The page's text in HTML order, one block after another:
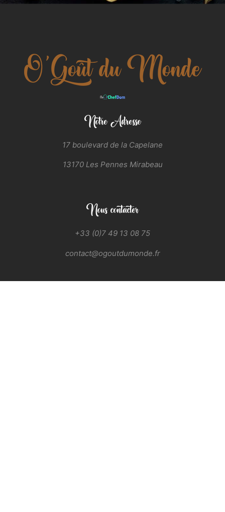
Notre Adresse
17 boulevard de la Capelane
13170 Les Pennes Mirabeau
Nous contacter
+33 (0)7 49 13 08 75
contact@ogoutdumonde.fr